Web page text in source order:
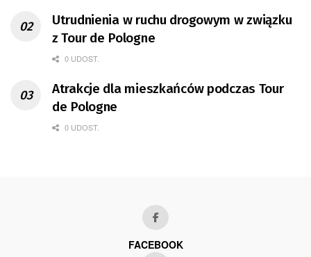
Utrudnienia w ruchu drogowym w związku
z Tour de Pologne
0 UDOST.
Atrakcje dla mieszkańców podczas Tour
de Pologne
0 UDOST.
FACEBOOK